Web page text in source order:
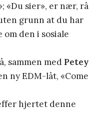
«Du sier», er nær, rå
grunn at du har
den i sosiale
sammen med Petey
ny EDM-låt, «Come
hjertet denne